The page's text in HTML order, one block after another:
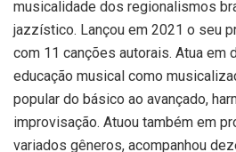
musicalidade dos regionalismos
jazzístico. Lançou em 2021 o seu
com 11 canções autorais. Atua
educação musical como
popular do básico ao avançado,
improvisação. Atuou também em
variados gêneros, acompanhou